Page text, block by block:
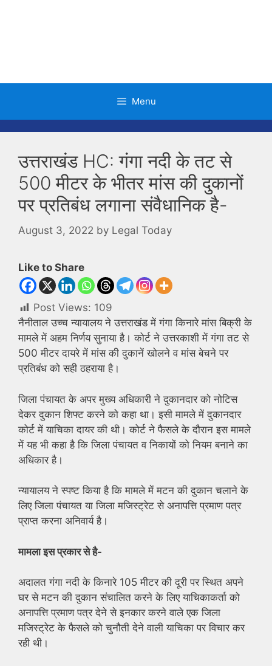
Menu
उत्तराखंड HC: गंगा नदी के तट से
500 मीटर के भीतर मांस की दुकानों
पर प्रतिबंध लगाना संवैधानिक है-
August 3, 2022 by Legal Today
Like to Share
Post Views: 109
नैनीताल उच्च न्यायालय ने उत्तराखंड में गंगा किनारे मांस बिक्री के
मामले में अहम निर्णय सुनाया है। कोर्ट ने उत्तरकाशी में गंगा तट से
500 मीटर दायरे में मांस की दुकानें खोलने व मांस बेचने पर
प्रतिबंध को सही ठहराया है।
जिला पंचायत के अपर मुख्य अधिकारी ने दुकानदार को नोटिस
देकर दुकान शिफ्ट करने को कहा था। इसी मामले में दुकानदार
कोर्ट में याचिका दायर की थी। कोर्ट ने फैसले के दौरान इस मामले
में यह भी कहा है कि जिला पंचायत व निकायों को नियम बनाने का
अधिकार है।
न्यायालय ने स्पष्ट किया है कि मामले में मटन की दुकान चलाने के
लिए जिला पंचायत या जिला मजिस्ट्रेट से अनापत्ति प्रमाण पत्र
प्राप्त करना अनिवार्य है।
मामला इस प्रकार से है-
अदालत गंगा नदी के किनारे 105 मीटर की दूरी पर स्थित अपने
घर से मटन की दुकान संचालित करने के लिए याचिकाकर्ता को
अनापत्ति प्रमाण पत्र देने से इनकार करने वाले एक जिला
मजिस्ट्रेट के फैसले को चुनौती देने वाली याचिका पर विचार कर
रही थी।